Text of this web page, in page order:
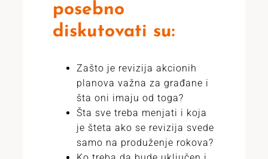
posebno
diskutovati su:
Zašto je revizija akcionih
planova važna za građane i
šta oni imaju od toga?
Šta sve treba menjati i koja
je šteta ako se revizija svede
samo na produženje rokova?